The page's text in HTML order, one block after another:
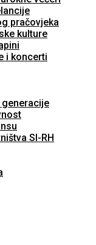
pračovjeka
kulture
i koncerti
generacije
SI-RH